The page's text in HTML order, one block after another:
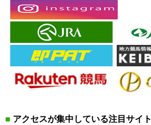
■ アクセスが集中している注目サイト